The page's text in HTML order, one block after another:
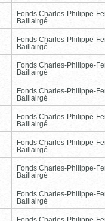
Fonds Charles-Philippe-
Baillairgé
Fonds Charles-Philippe-
Baillairgé
Fonds Charles-Philippe-
Baillairgé
Fonds Charles-Philippe-
Baillairgé
Fonds Charles-Philippe-
Baillairgé
Fonds Charles-Philippe-
Baillairgé
Fonds Charles-Philippe-
Baillairgé
Fonds Charles-Philippe-
Baillairgé